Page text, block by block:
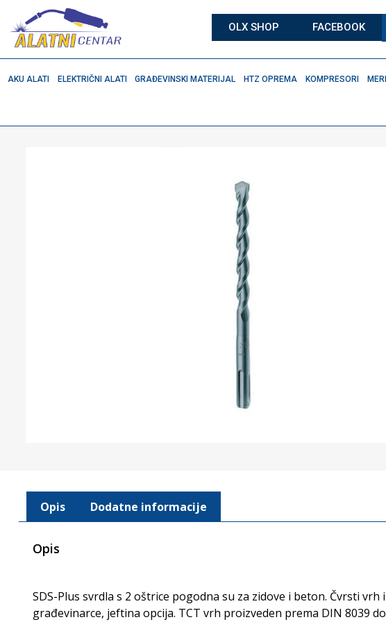
OLX SHOP FACEBOOK
AKU ALATI ELEKTRIČNI ALATI GRAĐEVINSKI MATERIJAL HTZ OPREMA KOMPRESORI
Opis Dodatne informacije
Opis
SDS-Plus svrdla s 2 oštrice pogodna su za zidove i beton. Čvrsti
građevinarce, jeftina opcija. TCT vrh proizveden prema DIN 8039